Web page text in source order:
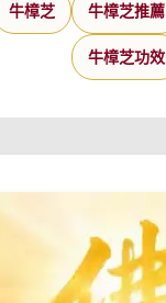
牛樟芝 牛樟芝推薦
牛樟芝功效